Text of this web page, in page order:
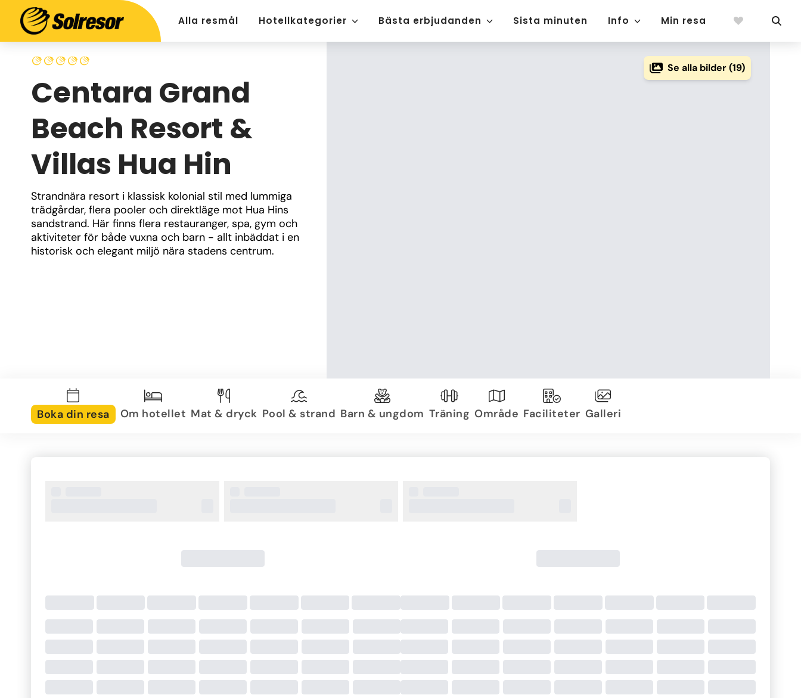
Alla resmål Hotellkategorier Bästa erbjudanden Sista minuten Info Min resa
Centara Grand
Beach Resort &
Villas Hua Hin
Strandnära resort i klassisk kolonial stil med lummiga
trädgårdar, flera pooler och direktläge mot Hua Hins
sandstrand. Här finns flera restauranger, spa, gym och
aktiviteter för både vuxna och barn - allt inbäddat i en
historisk och elegant miljö nära stadens centrum.
Se alla bilder (19)
Boka din resa Om hotellet Mat & dryck Pool & strand Barn & ungdom Träning Område Faciliteter Galleri